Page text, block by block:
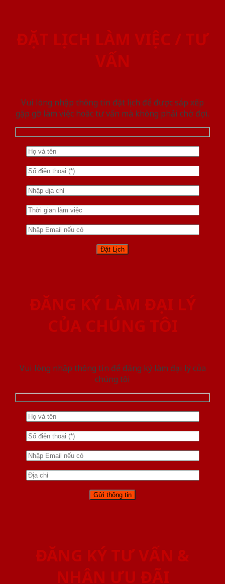
ĐẶT LỊCH LÀM VIỆC / TƯ
VẤN
Vui lòng nhập thông tin đặt lịch để được sắp xếp
gặp gỡ làm việc hoăc tư vấn mà không phải chờ đợi.
ĐĂNG KÝ LÀM ĐẠI LÝ
CỦA CHÚNG TÔI
Vui lòng nhập thông tin để đăng ký làm đại lý của
chúng tôi
ĐĂNG KÝ TƯ VẤN &
NHẬN ƯU ĐÃI